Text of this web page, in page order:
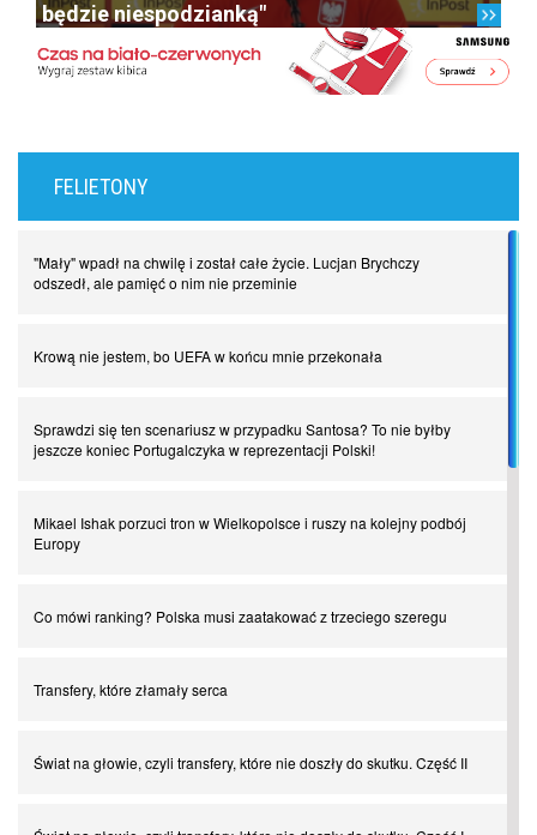
będzie niespodzianką"
FELIETONY
"Mały" wpadł na chwilę i został całe życie. Lucjan Brychczy
odszedł, ale pamięć o nim nie przeminie
Krową nie jestem, bo UEFA w końcu mnie przekonała
Sprawdzi się ten scenariusz w przypadku Santosa? To nie byłby
jeszcze koniec Portugalczyka w reprezentacji Polski!
Mikael Ishak porzuci tron w Wielkopolsce i ruszy na kolejny podbój
Europy
Co mówi ranking? Polska musi zaatakować z trzeciego szeregu
Transfery, które złamały serca
Świat na głowie, czyli transfery, które nie doszły do skutku. Część II